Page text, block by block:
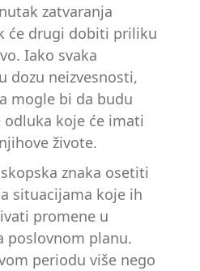
zatvaranja
će drugi dobiti priliku
Iako svaka
dozu neizvesnosti,
mogle bi da budu
koje će imati
živote.
znaka osetiti
situacijama koje ih
promene u
poslovnom planu.
periodu više nego